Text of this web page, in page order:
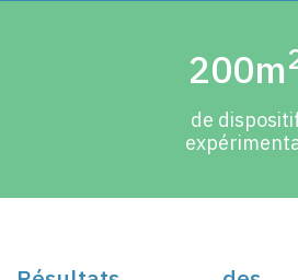
200m
de